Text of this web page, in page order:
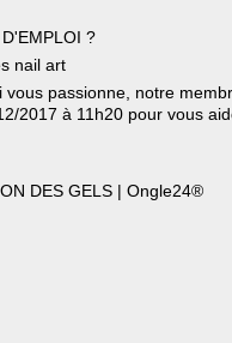
?
nail art
passionne, notre
2017 à 11h20 pour vous
DES GELS | Ongle24®